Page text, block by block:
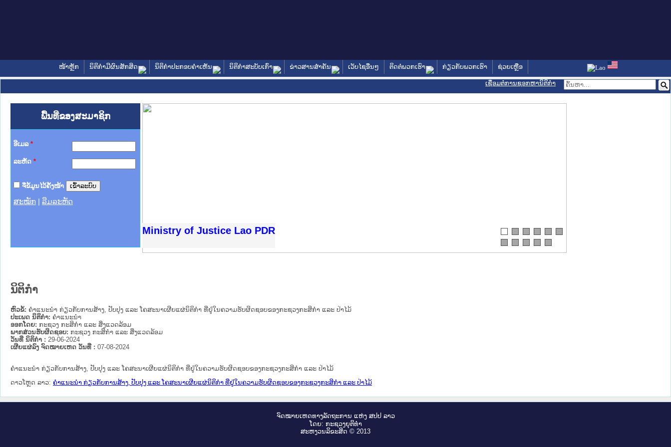
ໜ້າຫຼັກ ນິຕິກໍາມີຜົນສັກສິດ ນິຕິກໍາປະກອບຄໍາເຫັນ ນິຕິກໍາສະບັບເກົ່າ ຂ່າວສານສໍາຄັນ ເວັບໄຊອື່ນໆ ຕິດຕໍ່ພວກເຮົາ ກ່ຽວກັບພວກເຮົາ ຊ່ວຍເຫຼືອ
ເຊື່ອມຕໍ່ການຊອກຫານິຕິກຳ
ພື້ນທີ່ຂອງສະມາຊິກ
ອີເມລ *
ລະຫັດ *
ຈື່ຂໍ້ມູນໄວ້ຄັ້ງໜ້າ
ສະໝັກ ລືມລະຫັດ
Ministry of Justice Lao PDR
າປະຊາຊົນ ພາກເໜືອ
ດຖະການ
ພາກກາງ
ພາກໃຕ້
າຄານຕຳຫຼວດປະຊາຊົນ
ຄານສັນຕິບານປະຊາຊົນ
ງພາກເໜືອ
າປະຊາຊົນ ພາກກາງ
ນິຕິກໍາ
ຫົວຂໍ້: ຄຳແນະນຳ ກ່ຽວກັບການສ້າງ, ປັບປຸງ ແລະ ໂຄສະນາເຜີຍແຜ່ນິຕິກຳ ທີ່ຢູ່ໃນຄວາມຮັບຜິດຊອບຂອງກະຊວງກະສິກຳ ແລະ ປ່າໄມ້
ປະເພດ ນິຕິກໍາ: ຄໍາແນະນໍາ
ອອກໂດຍ: ກະຊວງ ກະສິກຳ ແລະ ສິ່ງແວດລ້ອມ
ພາກສ່ວນຮັບຜິດຊອບ: ກະຊວງ ກະສິກຳ ແລະ ສິ່ງແວດລ້ອມ
ວັນທີ່ ນິຕິກໍາ : 29-06-2024
ເຜີຍແຜ່ລົງ ຈົດໝາຍເຫດ ວັນທີ່ : 07-08-2024
ຄຳແນະນຳ ກ່ຽວກັບການສ້າງ, ປັບປຸງ ແລະ ໂຄສະນາເຜີຍແຜ່ນິຕິກຳ ທີ່ຢູ່ໃນຄວາມຮັບຜິດຊອບຂອງກະຊວງກະສິກຳ ແລະ ປ່າໄມ້
ດາວໂຫຼດ ລາວ: ຄຳແນະນຳ ກ່ຽວກັບການສ້າງ, ປັບປຸງ ແລະ ໂຄສະນາເຜີຍແຜ່ນິຕິກຳ ທີ່ຢູ່ໃນຄວາມຮັບຜິດຊອບຂອງກະຊວງກະສິກຳ ແລະ ປ່າໄມ້
ຈົດ​ໝາຍ​ເຫດ​ທາງ​ລັດ​ຖະ​ການ ແຫ່ງ ສ​ປ​ປ ລາວ
ໂດຍ: ກະ​ຊວງຍຸ​ຕິ​ທຳ
ສະ​ຫງວນ​ລິ​ຂະ​ສິດ © 2013